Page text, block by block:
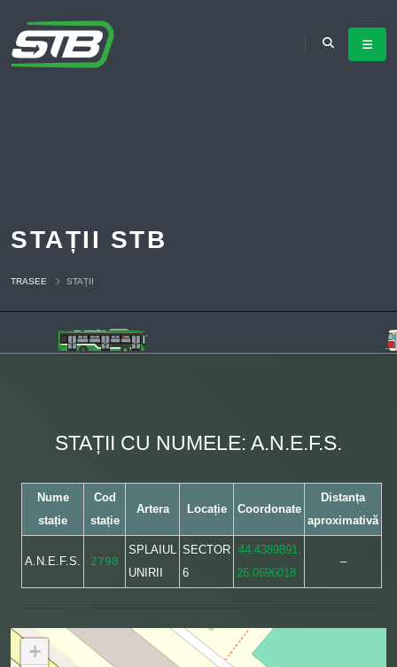
STAȚII STB
TRASEE STAȚII
STAȚII CU NUMELE: A.N.E.F.S.
Nume
stație
Cod
stație
Artera Locație Coordonate
Distanța
aproximativă
A.N.E.F.S. 2798
SPLAIUL
UNIRII
SECTOR
6
44.4389891,
26.0696018
–
+